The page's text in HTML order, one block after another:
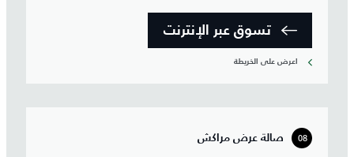
تسوق عبر الإنترنت
اعرض على الخريطة
08 صالة عرض مراكش